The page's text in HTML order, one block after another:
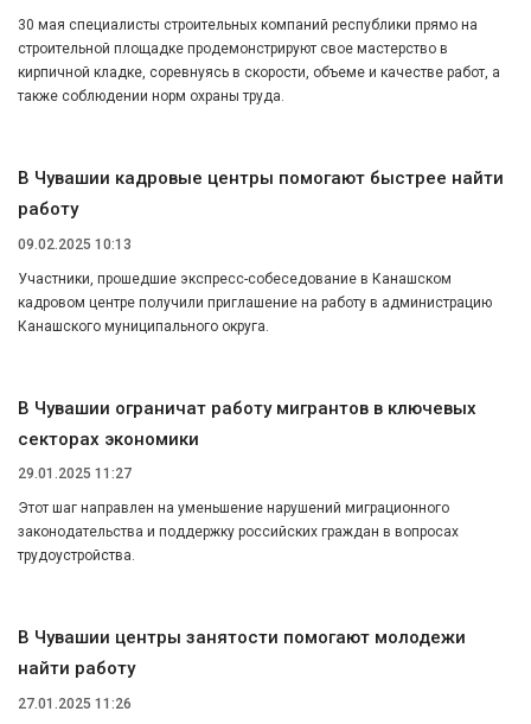
30 мая специалисты строительных компаний республики прямо на
строительной площадке продемонстрируют свое мастерство в
кирпичной кладке, соревнуясь в скорости, объеме и качестве работ, а
также соблюдении норм охраны труда.
В Чувашии кадровые центры помогают быстрее найти
работу
09.02.2025 10:13
Участники, прошедшие экспресс-собеседование в Канашском
кадровом центре получили приглашение на работу в администрацию
Канашского муниципального округа.
В Чувашии ограничат работу мигрантов в ключевых
секторах экономики
29.01.2025 11:27
Этот шаг направлен на уменьшение нарушений миграционного
законодательства и поддержку российских граждан в вопросах
трудоустройства.
В Чувашии центры занятости помогают молодежи
найти работу
27.01.2025 11:26